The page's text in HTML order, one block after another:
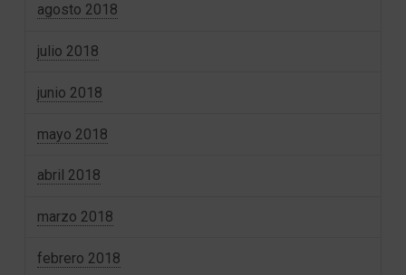
agosto 2018
julio 2018
junio 2018
mayo 2018
abril 2018
marzo 2018
febrero 2018